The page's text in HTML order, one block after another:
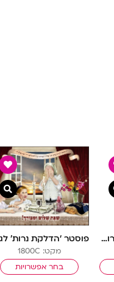
פוסטר ‘הדלקת נרות’ לגן לגובה
צפייה מהירה
מקט: 1800C
בחר אפשרויות